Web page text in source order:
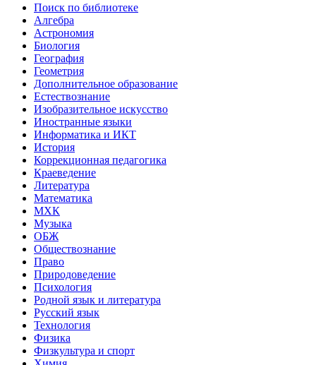
Поиск по библиотеке
Алгебра
Астрономия
Биология
География
Геометрия
Дополнительное образование
Естествознание
Изобразительное искусство
Иностранные языки
Информатика и ИКТ
История
Коррекционная педагогика
Краеведение
Литература
Математика
МХК
Музыка
ОБЖ
Обществознание
Право
Природоведение
Психология
Родной язык и литература
Русский язык
Технология
Физика
Физкультура и спорт